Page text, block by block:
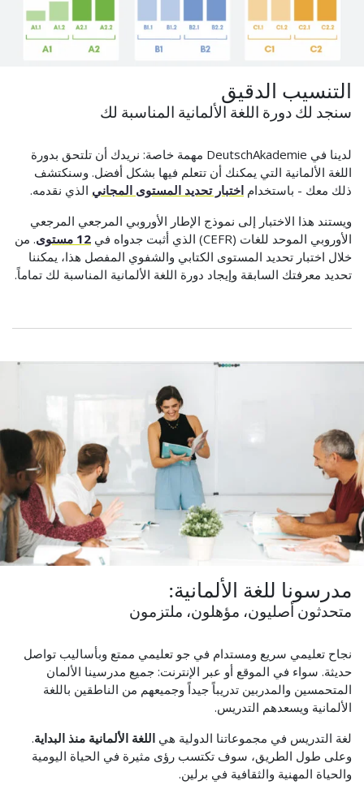
التنسيب الدقيق
سنجد لك دورة اللغة الألمانية المناسبة لك
لدينا في DeutschAkademie مهمة خاصة: نريدك أن تلتحق بدورة
اللغة الألمانية التي يمكنك أن تتعلم فيها بشكل أفضل. وسنكتشف
ذلك معك - باستخدام اختبار تحديد المستوى المجاني الذي نقدمه.
ويستند هذا الاختبار إلى نموذج الإطار الأوروبي المرجعي المرجعي
الأوروبي الموحد للغات (CEFR) الذي أثبت جدواه في
12 مستوى
. من
خلال اختبار تحديد المستوى الكتابي والشفوي المفصل هذا، يمكننا
تحديد معرفتك السابقة وإيجاد دورة اللغة الألمانية المناسبة لك تماماً.
مدرسونا للغة الألمانية:
متحدثون أصليون، مؤهلون، ملتزمون
نجاح تعليمي سريع ومستدام في جو تعليمي ممتع وبأساليب تواصل
حديثة. سواء في الموقع أو عبر الإنترنت: جميع مدرسينا الألمان
المتحمسين والمدربين تدريباً جيداً وجميعهم من الناطقين باللغة
الألمانية ويسعدهم التدريس.
لغة التدريس في مجموعاتنا الدولية هي اللغة الألمانية منذ البداية.
وعلى طول الطريق، سوف تكتسب رؤى مثيرة في الحياة اليومية
والحياة المهنية والثقافية في برلين.